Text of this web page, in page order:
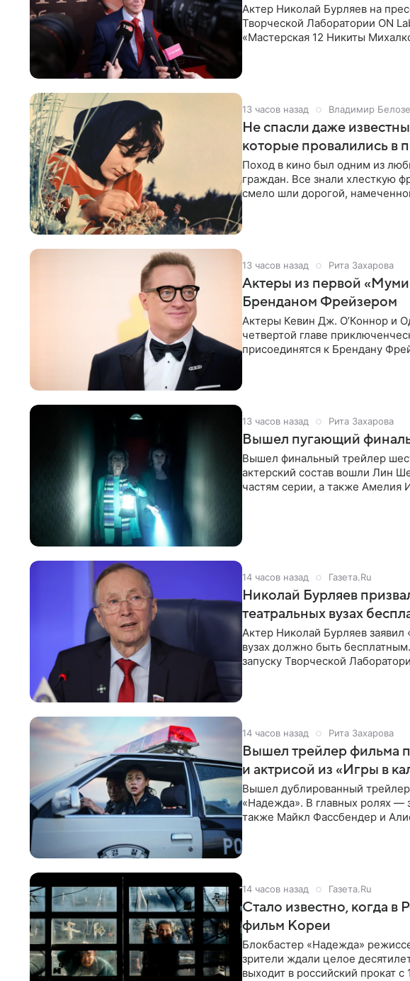
Актер Николай Бурляев на
Творческой Лаборатории ON
«Мастерская 12 Никиты
13 часов назад Владимир
Не спасли даже
которые провалились в
Поход в кино был одним из
граждан. Все знали хлесткую
смело шли дорогой,
13 часов назад Рита Захарова
Актеры из первой
Бренданом Фрейзером
Актеры Кевин Дж. О’Коннор и
четвертой главе
присоединятся к Брендану
13 часов назад Рита Захарова
Вышел пугающий
Вышел финальный трейлер
актерский состав вошли Лин
частям серии, а также
14 часов назад Газета.Ru
Николай Бурляев
театральных вузах
Актер Николай Бурляев заявил
вузах должно быть
запуску Творческой
14 часов назад Рита Захарова
Вышел трейлер фильма
и актрисой из «Игры в
Вышел дублированный
«Надежда». В главных ролях —
также Майкл Фассбендер и
14 часов назад Газета.Ru
Стало известно, когда
фильм Кореи
Блокбастер «Надежда»
зрители ждали целое
выходит в российский прокат с